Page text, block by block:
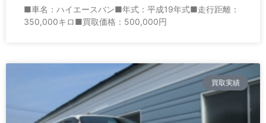
■車名：ハイエースバン■年式：平成19年式■走行距離：
350,000キロ■買取価格：500,000円
買取実績